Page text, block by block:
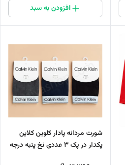
افزودن به سبد
شورت مردانه پادار کلوین کلاین
پکدار در پک ۳ عددی نخ پنبه درجه